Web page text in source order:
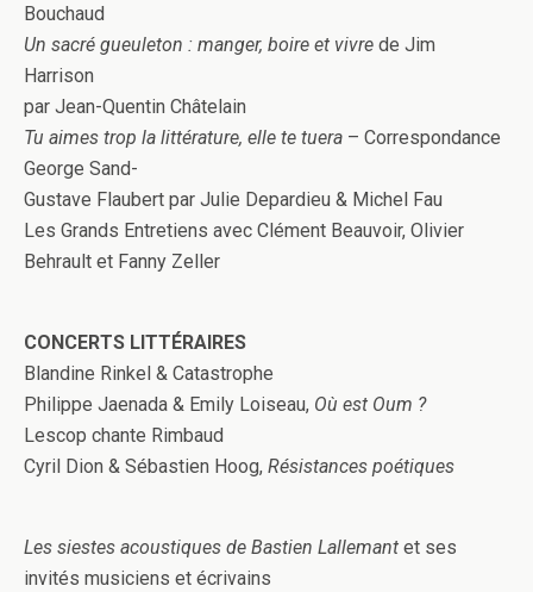
Bouchaud
Un sacré gueuleton : manger, boire et vivre de Jim
Harrison
par Jean-Quentin Châtelain
Tu aimes trop la littérature, elle te tuera – Correspondance
George Sand-
Gustave Flaubert par Julie Depardieu & Michel Fau
Les Grands Entretiens avec Clément Beauvoir, Olivier
Behrault et Fanny Zeller
CONCERTS LITTÉRAIRES
Blandine Rinkel & Catastrophe
Philippe Jaenada & Emily Loiseau, Où est Oum ?
Lescop chante Rimbaud
Cyril Dion & Sébastien Hoog, Résistances poétiques
Les siestes acoustiques de Bastien Lallemant et ses
invités musiciens et écrivains